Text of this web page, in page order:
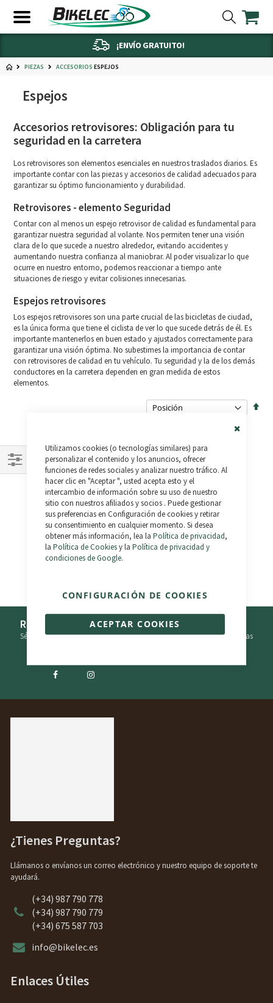
Utilizamos cookies (o tecnologías similares) para
personalizar el contenido y los anuncios, ofrecer
funciones de redes sociales y analizar nuestro tráfico. Al
hacer clic en "Aceptar ", usted acepta esto y el
intercambio de información sobre su uso de nuestro
sitio con nuestros afiliados y socios . Puede gestionar
sus preferencias en Configuración de cookies y retirar
su consentimiento en cualquier momento. Si desea
obtener más información, lea la Política de privacidad,
la Política de Cookiesy la Política de privacidad y
condiciones de Google.
ACEPTAR COOKIES
CONFIGURACIÓN DE COOKIES
¡ENVÍO GRATUITO!
PIEZAS ACCESORIOS ESPEJOS
Espejos
Accesorios retrovisores: Obligación para tu
seguridad en la carretera
Los retrovisores son elementos esenciales en nuestros traslados diarios. Es
importante contar con las piezas y accesorios de calidad adecuados para
garantizar su óptimo funcionamiento y durabilidad.
Retrovisores - elemento Seguridad
Contar con al menos un espejo retrovisor de calidad es fundamental para
garantizar nuestra seguridad al volante. Nos permiten tener una visión
clara de lo que sucede a nuestro alrededor, evitando accidentes y
aumentando nuestra confianza al maniobrar. Al poder visualizar lo que
ocurre en nuestro entorno, podemos reaccionar a tiempo ante
situaciones de riesgo y evitar colisiones innecesarias.
Espejos retrovisores
Los espejos retrovisores son una parte crucial de las bicicletas de ciudad,
es la única forma que tiene el ciclista de ver lo que sucede detrás de él. Es
importante mantenerlos en buen estado y ajustados correctamente para
garantizar una visión óptima. No subestimes la importancia de contar
con retrovisores de calidad en tu vehículo. Tu seguridad y la de los demás
conductores en la carretera dependen en gran medida de estos
elementos.
Fijar
Espejo Individual
14,99 €
Par de Espejos JR226
17,49 €
Agotado
Comprar
Recibe ofertas y promociones exclusivas
Sé el primero en conocer las últimas novedades de bikelec y sus ofertas
¿Tienes Preguntas?
Llámanos o envíanos un correo electrónico y nuestro equipo de soporte te
ayudará.
(+34) 987 790 778
(+34) 987 790 779
(+34) 675 587 703
info@bikelec.es
Enlaces Útiles